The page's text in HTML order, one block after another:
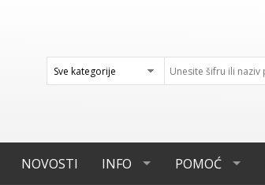
NOVOSTI INFO POMOĆ